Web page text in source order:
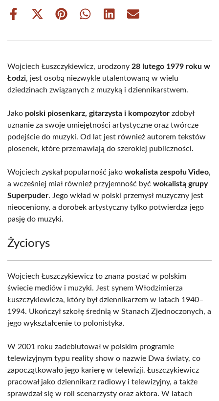
Share
Share
(Twitter)
Share Share Share Share
Wojciech Łuszczykiewicz, urodzony 28 lutego 1979 roku w
Łodzi, jest osobą niezwykle utalentowaną w wielu
dziedzinach związanych z muzyką i dziennikarstwem.
Jako polski piosenkarz, gitarzysta i kompozytor zdobył
uznanie za swoje umiejętności artystyczne oraz twórcze
podejście do muzyki. Od lat jest również autorem tekstów
piosenek, które przemawiają do szerokiej publiczności.
Wojciech zyskał popularność jako wokalista zespołu Video,
a wcześniej miał również przyjemność być wokalistą grupy
Superpuder. Jego wkład w polski przemysł muzyczny jest
nieoceniony, a dorobek artystyczny tylko potwierdza jego
pasję do muzyki.
Życiorys
Wojciech Łuszczykiewicz to znana postać w polskim
świecie mediów i muzyki. Jest synem Włodzimierza
Łuszczykiewicza, który był dziennikarzem w latach 1940–
1994. Ukończył szkołę średnią w Stanach Zjednoczonych, a
jego wykształcenie to polonistyka.
W 2001 roku zadebiutował w polskim programie
telewizyjnym typu reality show o nazwie Dwa światy, co
zapoczątkowało jego karierę w telewizji. Łuszczykiewicz
pracował jako dziennikarz radiowy i telewizyjny, a także
sprawdzał się w roli scenarzysty oraz aktora. W latach